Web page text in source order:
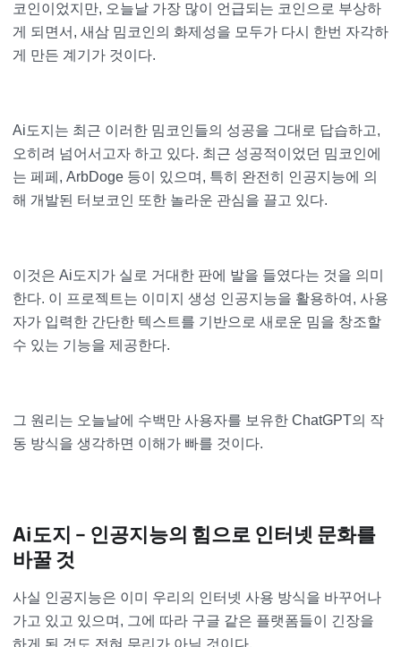
코인이었지만, 오늘날 가장 많이 언급되는 코인으로 부상하
게 되면서, 새삼 밈코인의 화제성을 모두가 다시 한번 자각하
게 만든 계기가 것이다.
Ai도지는 최근 이러한 밈코인들의 성공을 그대로 답습하고,
오히려 넘어서고자 하고 있다. 최근 성공적이었던 밈코인에
는 페페, ArbDoge 등이 있으며, 특히 완전히 인공지능에 의
해 개발된 터보코인 또한 놀라운 관심을 끌고 있다.
이것은 Ai도지가 실로 거대한 판에 발을 들였다는 것을 의미
한다. 이 프로젝트는 이미지 생성 인공지능을 활용하여, 사용
자가 입력한 간단한 텍스트를 기반으로 새로운 밈을 창조할
수 있는 기능을 제공한다.
그 원리는 오늘날에 수백만 사용자를 보유한 ChatGPT의 작
동 방식을 생각하면 이해가 빠를 것이다.
Ai도지 – 인공지능의 힘으로 인터넷 문화를
바꿀 것
사실 인공지능은 이미 우리의 인터넷 사용 방식을 바꾸어나
가고 있고 있으며, 그에 따라 구글 같은 플랫폼들이 긴장을
하게 된 것도 전혀 무리가 아닐 것이다.